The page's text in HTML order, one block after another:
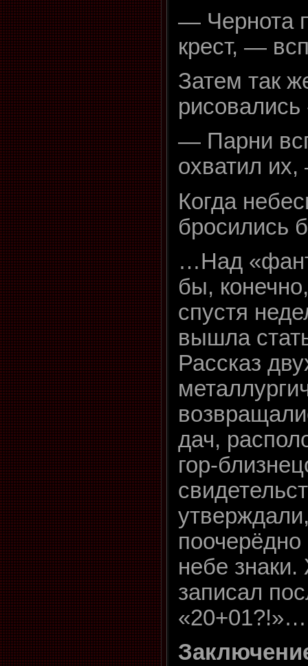
— Чернота
крест, —
Затем так
— Парни
охватил
Когда
бросились
…Над
бы,
спустя
вышла
Рассказ
дач,
гор-
небе
записал
«20+01?!»…